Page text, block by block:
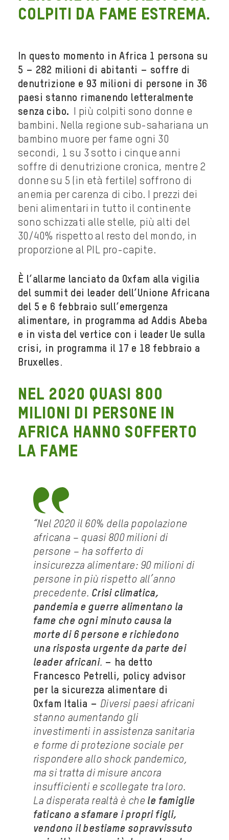
colpiti da fame estrema.
In questo momento in Africa 1 persona su
5 – 282 milioni di abitanti – soffre di
denutrizione e 93 milioni di persone in 36
paesi stanno rimanendo letteralmente
senza cibo. I più colpiti sono donne e
bambini. Nella regione sub-sahariana un
bambino muore per fame ogni 30
secondi, 1 su 3 sotto i cinque anni
soffre di denutrizione cronica, mentre 2
donne su 5 (in età fertile) soffrono di
anemia per carenza di cibo. I prezzi dei
beni alimentari in tutto il continente
sono schizzati alle stelle, più alti del
30/40% rispetto al resto del mondo, in
proporzione al PIL pro-capite.
È l’allarme lanciato da Oxfam alla vigilia
del summit dei leader dell’Unione Africana
del 5 e 6 febbraio sull’emergenza
alimentare, in programma ad Addis Abeba
e in vista del vertice con i leader Ue sulla
crisi, in programma il 17 e 18 febbraio a
Bruxelles .
Nel 2020 quasi 800
milioni di persone in
Africa hanno sofferto
la fame
“Nel 2020 il 60% della popolazione
africana – quasi 800 milioni di
persone – ha sofferto di
insicurezza alimentare: 90 milioni di
persone in più rispetto all’anno
precedente. Crisi climatica,
pandemia e guerre alimentano la
fame che ogni minuto causa la
morte di 6 persone e richiedono
una risposta urgente da parte dei
leader africani. – ha detto
Francesco Petrelli, policy advisor
per la sicurezza alimentare di
Oxfam Italia – Diversi paesi africani
stanno aumentando gli
investimenti in assistenza sanitaria
e forme di protezione sociale per
rispondere allo shock pandemico,
ma si tratta di misure ancora
insufficienti e scollegate tra loro.
La disperata realtà è che le famiglie
faticano a sfamare i propri figli,
vendono il bestiame sopravvissuto